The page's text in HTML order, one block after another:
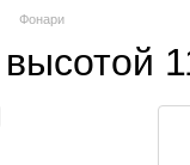
Фонари